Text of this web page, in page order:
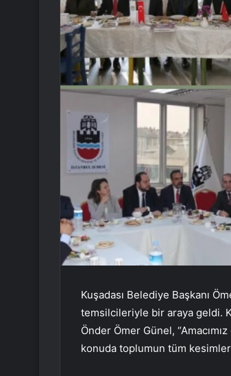
Kuşadası Belediye Başkanı
temsilcileriyle bir araya geldi.
Önder Ömer Günel,
konuda toplumun tüm